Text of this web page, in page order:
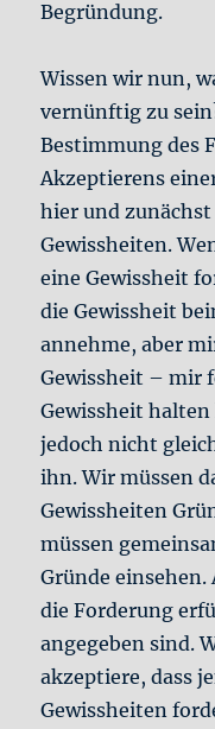
Begründung.
Wissen wir nun,
vernünftig zu
Bestimmung des
Akzeptierens
hier und
Gewissheiten.
eine Gewissheit
die Gewissheit
annehme, aber
Gewissheit – mir
Gewissheit
jedoch nicht
ihn. Wir müssen
Gewissheiten
müssen
Gründe
die Forderung
angegeben sind.
akzeptiere, dass
Gewissheiten